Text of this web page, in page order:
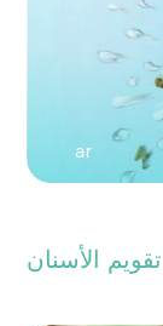
ar
تقويم الأسنان